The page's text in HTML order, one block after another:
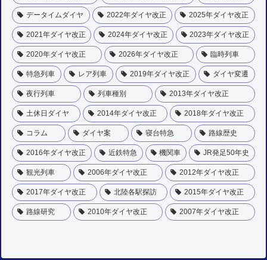
データイムダイヤ 2022年ダイヤ改正 2025年ダイヤ改正
2021年ダイヤ改正 2024年ダイヤ改正 2023年ダイヤ改正
2020年ダイヤ改正 2026年ダイヤ改正 臨時列車
特急列車 レア列車 2019年ダイヤ改正 ダイヤ変遷
夜行列車 列車種別 2013年ダイヤ改正
土休日ダイヤ 2014年ダイヤ改正 2018年ダイヤ改正
コラム ダイヤ案 寝台特急 路線歴史
2016年ダイヤ改正 近鉄特急 機関車 JR発足50年史
観光列車 2006年ダイヤ改正 2012年ダイヤ改正
2017年ダイヤ改正 北陸各駅探訪 2015年ダイヤ改正
路線研究 2010年ダイヤ改正 2007年ダイヤ改正